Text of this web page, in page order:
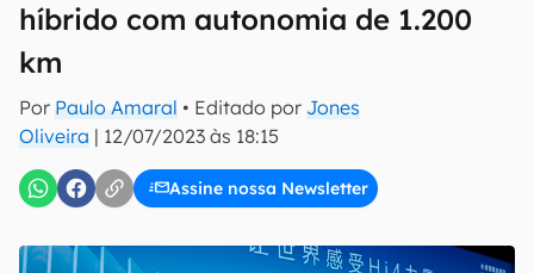
híbrido com autonomia de 1.200
km
Por Paulo Amaral • Editado por Jones
Oliveira | 12/07/2023 às 18:15
Assine nossa Newsletter
E-mail
inscreva-se
Confirmo que li, aceito e concordo com os Termos de
Uso e Política de Privacidade do Canaltech.